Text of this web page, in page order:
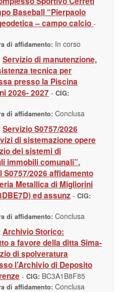
Baseball “Pierpaolo
– campo calcio-
di affidamento: In corso
Servizio di manutenzione,
tecnica per
presso la Piscina
2026- 2027 - CIG:
di affidamento: Conclusa
Servizio S0757/2026
di sistemazione opere
dei sistemi di
immobili comunali”.
S0757/2026 affidamento
Metallica di Migliorini
ed assunz - CIG:
di affidamento: Conclusa
Archivio Storico:
a favore della ditta Sima-
di spolveratura
l’Archivio di Deposito
- CIG: BC3A1B8F85
di affidamento: Conclusa